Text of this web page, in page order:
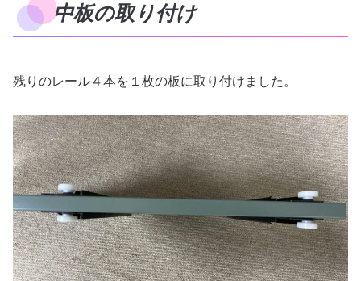
中板の取り付け
残りのレール４本を１枚の板に取り付けました。